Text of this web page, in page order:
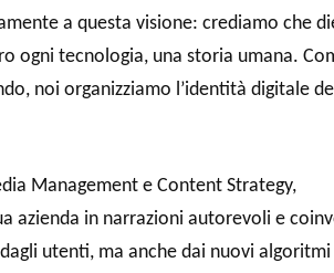
a questa visione: crediamo che
ogni tecnologia, una storia umana.
noi organizziamo l’identità digitale
Management e Content Strategy,
azienda in narrazioni autorevoli e
utenti, ma anche dai nuovi algoritmi